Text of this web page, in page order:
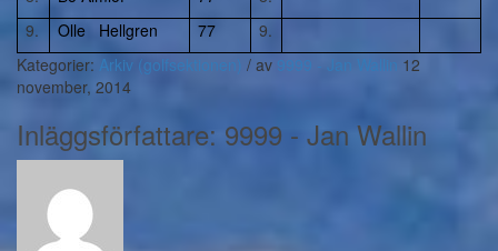
9.
Olle Hellgren 77
9.
Kategorier: Arkiv (golfsektionen) / av 9999 - Jan Wallin
12
november, 2014
Inläggsförfattare: 9999 - Jan Wallin